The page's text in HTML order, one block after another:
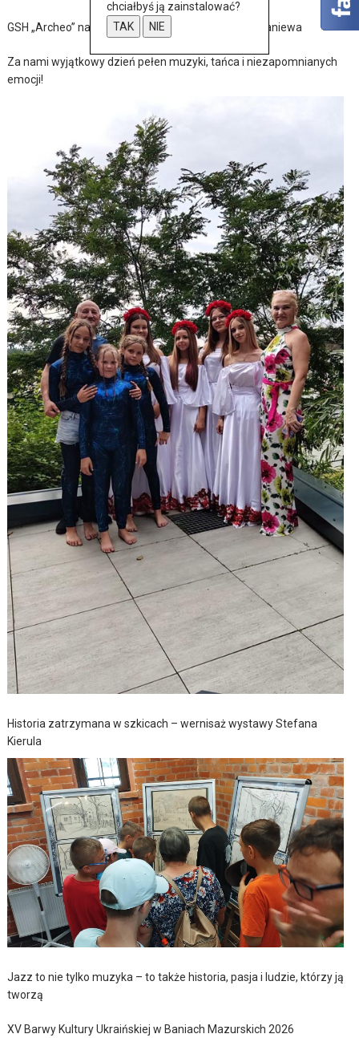
GSH „Archeo” na jubileuszu bratniej organizacji z Braniewa
Za nami wyjątkowy dzień pełen muzyki, tańca i niezapomnianych
emocji!
Historia zatrzymana w szkicach – wernisaż wystawy Stefana
Kierula
Jazz to nie tylko muzyka – to także historia, pasja i ludzie, którzy ją
tworzą
XV Barwy Kultury Ukraińskiej w Baniach Mazurskich 2026
chciałbyś ją zainstalować?
TAK
NIE